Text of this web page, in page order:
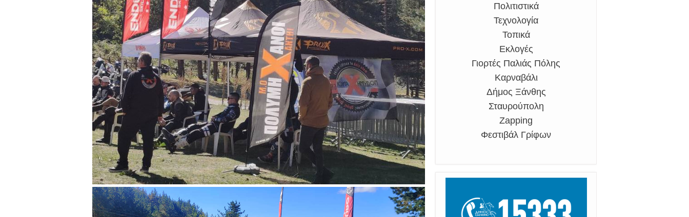
Πολιτιστικά
Τεχνολογία
Τοπικά
Εκλογές
Γιορτές Παλιάς Πόλης
Καρναβάλι
Δήμος Ξάνθης
Σταυρούπολη
Zapping
Φεστιβάλ Γρίφων